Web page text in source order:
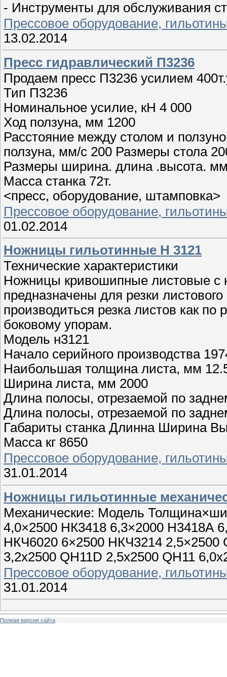
- Инструменты для обслуживания
Прессовое оборудование,
13.02.2014
Пресс гидравлический П3236
Продаем пресс П3236 усилием
Тип П3236
Номинальное усилие, кН 4 000
Ход ползуна, мм 1200
Расстояние между столом и
ползуна, мм/с 200 Размеры стола
Размеры ширина. длина .высота.
Масса станка 72т.
<пресс, оборудование, штамповка>
Прессовое оборудование,
01.02.2014
Ножницы гильотинные Н 3121
Технические характеристики
Ножницы кривошипные листовые
предназначены для резки
производиться резка листов как
боковому упорам.
Модель н3121
Начало серийного производства
Наибольшая толщина листа, мм
Ширина листа, мм 2000
Длина полосы, отрезаемой по
Длина полосы, отрезаемой по
Габариты станка Длинна Ширина
Масса кг 8650
Прессовое оборудование,
31.01.2014
Ножницы гильотинные
Механические: Модель
4,0×2500 НК3418 6,3×2000 Н3418А
НКЧ6020 6×2500 НКЧ3214 2,5×2500
3,2х2500 QH11D 2,5х2500 QH11
Прессовое оборудование,
31.01.2014
Полная версия сайта